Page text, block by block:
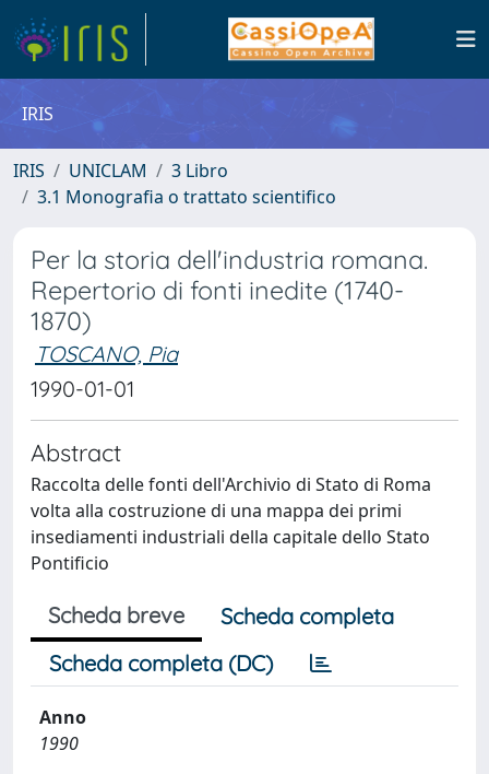
IRIS
IRIS UNICLAM
3 Libro
3.1 Monografia o trattato scientifico
Per la storia dell'industria romana.
Repertorio di fonti inedite (1740-
1870)
TOSCANO, Pia
1990-01-01
Abstract
Raccolta delle fonti dell'Archivio di Stato di Roma
volta alla costruzione di una mappa dei primi
insediamenti industriali della capitale dello Stato
Pontificio
Scheda breve
Scheda completa
Scheda completa (DC)
Anno
1990